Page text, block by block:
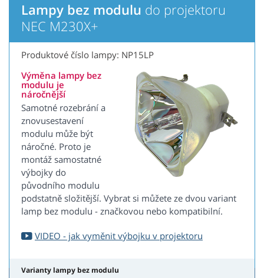
Lampy bez modulu do projektoru
NEC M230X+
Produktové číslo lampy: NP15LP
Výměna lampy bez
modulu je
náročnější
Samotné rozebrání a
znovusestavení
modulu může být
náročné. Proto je
montáž samostatné
výbojky do
původního modulu
podstatně složitější. Vybrat si můžete ze dvou variant
lamp bez modulu - značkovou nebo kompatibilní.
VIDEO - jak vyměnit výbojku v projektoru
Varianty lampy bez modulu